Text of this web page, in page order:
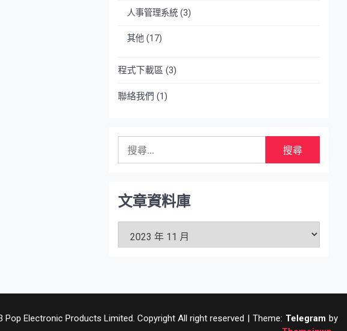
人事管理系統(3)
其他(17)
程式下載區 (3)
聯絡我們 (1)
字:
文章資料庫
資
Pop Electronic Products Limited. Copyright All right reserved | Theme: Telegram by